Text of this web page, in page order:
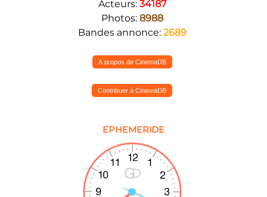
Acteurs: 34187
Photos: 8988
Bandes annonce: 2689
A propos de CinemaDB
Contribuer à CinemaDB
EPHEMERIDE